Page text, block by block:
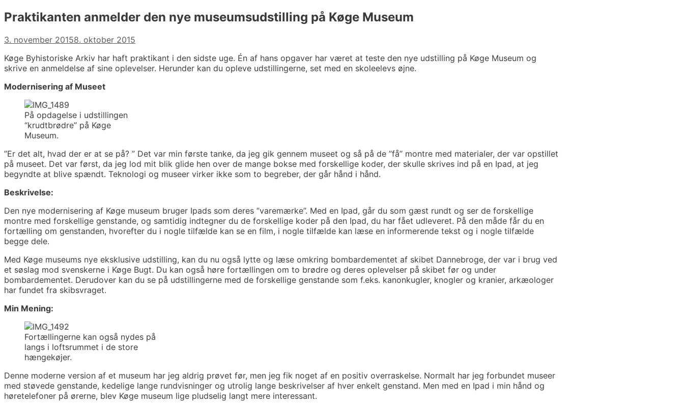
Praktikanten anmelder den nye museumsudstilling på Køge Museum
3. november 20158. oktober 2015
Køge Byhistoriske Arkiv har haft praktikant i den sidste uge. Én af hans opgaver har været at teste den nye udstilling på Køge Museum og
skrive en anmeldelse af sine oplevelser. Herunder kan du opleve udstillingerne, set med en skoleelevs øjne.
Modernisering af Museet
På opdagelse i udstillingen
“krudtbrødre” på Køge
Museum.
”Er det alt, hvad der er at se på? ” Det var min første tanke, da jeg gik gennem museet og så på de ”få” montre med materialer, der var opstillet
på museet. Det var først, da jeg lod mit blik glide hen over de mange bokse med forskellige koder, der skulle skrives ind på en Ipad, at jeg
begyndte at blive spændt. Teknologi og museer virker ikke som to begreber, der går hånd i hånd.
Beskrivelse:
Den nye modernisering af Køge museum bruger Ipads som deres ”varemærke”. Med en Ipad, går du som gæst rundt og ser de forskellige
montre med forskellige genstande, og samtidig indtegner du de forskellige koder på den Ipad, du har fået udleveret. På den måde får du en
fortælling om genstanden, hvorefter du i nogle tilfælde kan se en film, i nogle tilfælde kan læse en informerende tekst og i nogle tilfælde
begge dele.
Med Køge museums nye eksklusive udstilling, kan du nu også lytte og læse omkring bombardementet af skibet Dannebroge, der var i brug ved
et søslag mod svenskerne i Køge Bugt. Du kan også høre fortællingen om to brødre og deres oplevelser på skibet før og under
bombardementet. Derudover kan du se på udstillingerne med de forskellige genstande som f.eks. kanonkugler, knogler og kranier, arkæologer
har fundet fra skibsvraget.
Min Mening:
Fortællingerne kan også nydes på
langs i loftsrummet i de store
hængekøjer.
Denne moderne version af et museum har jeg aldrig prøvet før, men jeg fik noget af en positiv overraskelse. Normalt har jeg forbundet museer
med støvede genstande, kedelige lange rundvisninger og utrolig lange beskrivelser af hver enkelt genstand. Men med en Ipad i min hånd og
høretelefoner på ørerne, blev Køge museum lige pludselig langt mere interessant.